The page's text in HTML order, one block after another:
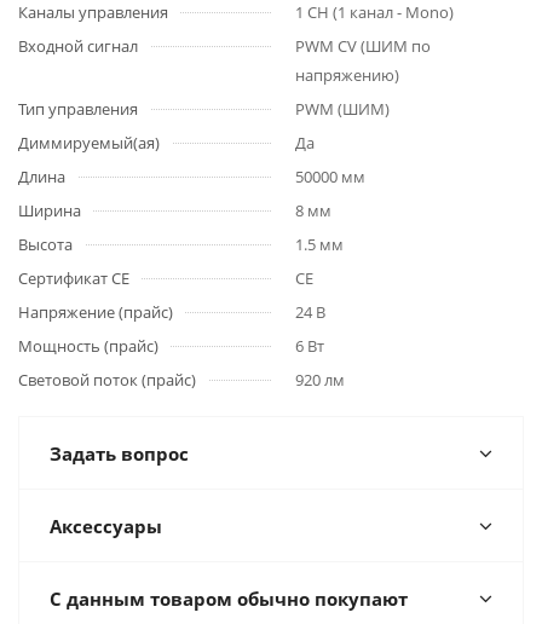
Каналы управления
1 CH (1 канал - Mono)
Входной сигнал
PWM СV (ШИМ по
напряжению)
Тип управления
PWM (ШИМ)
Диммируемый(ая)
Да
Длина
50000 мм
Ширина
8 мм
Высота
1.5 мм
Сертификат CE
CE
Напряжение (прайс)
24 В
Мощность (прайс)
6 Вт
Световой поток (прайс)
920 лм
Задать вопрос
Аксессуары
С данным товаром обычно покупают